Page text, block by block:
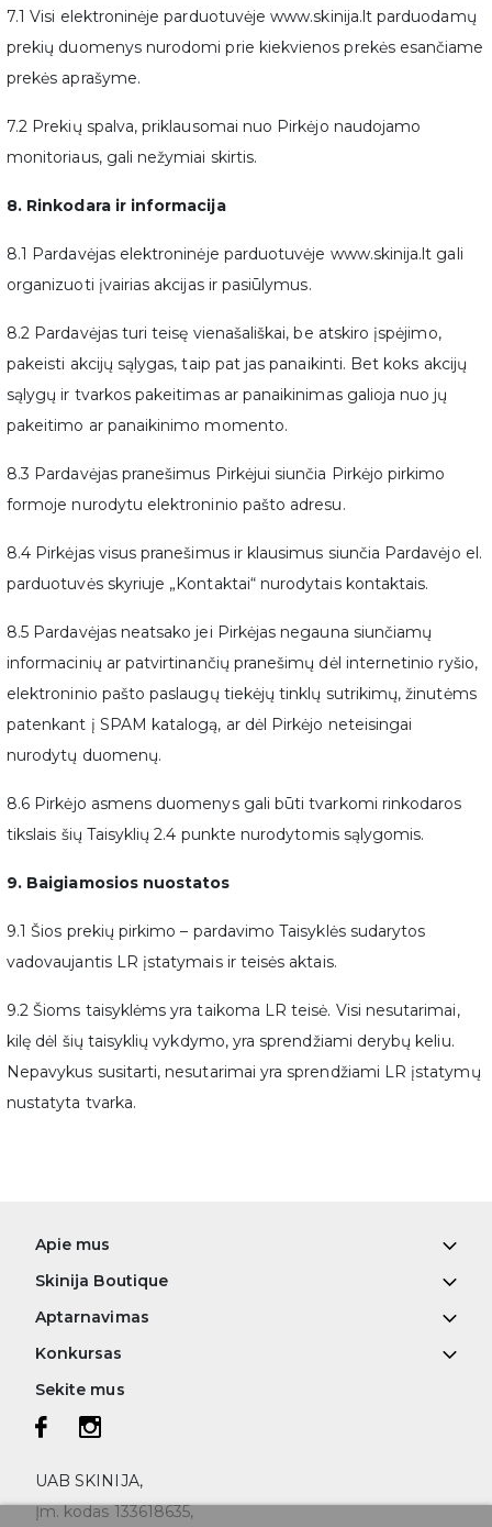
7.1 Visi elektroninėje parduotuvėje www.skinija.lt parduodamų
prekių duomenys nurodomi prie kiekvienos prekės esančiame
prekės aprašyme.
7.2 Prekių spalva, priklausomai nuo Pirkėjo naudojamo
monitoriaus, gali nežymiai skirtis.
8. Rinkodara ir informacija
8.1 Pardavėjas elektroninėje parduotuvėje www.skinija.lt gali
organizuoti įvairias akcijas ir pasiūlymus.
8.2 Pardavėjas turi teisę vienašališkai, be atskiro įspėjimo,
pakeisti akcijų sąlygas, taip pat jas panaikinti. Bet koks akcijų
sąlygų ir tvarkos pakeitimas ar panaikinimas galioja nuo jų
pakeitimo ar panaikinimo momento.
8.3 Pardavėjas pranešimus Pirkėjui siunčia Pirkėjo pirkimo
formoje nurodytu elektroninio pašto adresu.
8.4 Pirkėjas visus pranešimus ir klausimus siunčia Pardavėjo el.
parduotuvės skyriuje „Kontaktai“ nurodytais kontaktais.
8.5 Pardavėjas neatsako jei Pirkėjas negauna siunčiamų
informacinių ar patvirtinančių pranešimų dėl internetinio ryšio,
elektroninio pašto paslaugų tiekėjų tinklų sutrikimų, žinutėms
patenkant į SPAM katalogą, ar dėl Pirkėjo neteisingai
nurodytų duomenų.
8.6 Pirkėjo asmens duomenys gali būti tvarkomi rinkodaros
tikslais šių Taisyklių 2.4 punkte nurodytomis sąlygomis.
9. Baigiamosios nuostatos
9.1 Šios prekių pirkimo – pardavimo Taisyklės sudarytos
vadovaujantis LR įstatymais ir teisės aktais.
9.2 Šioms taisyklėms yra taikoma LR teisė. Visi nesutarimai,
kilę dėl šių taisyklių vykdymo, yra sprendžiami derybų keliu.
Nepavykus susitarti, nesutarimai yra sprendžiami LR įstatymų
nustatyta tvarka.
Apie mus
Skinija Boutique
Aptarnavimas
Konkursas
Sekite mus
UAB SKINIJA,
Įm. kodas 133618635,